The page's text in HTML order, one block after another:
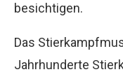
besichtigen.
Das
Jahrhunderte